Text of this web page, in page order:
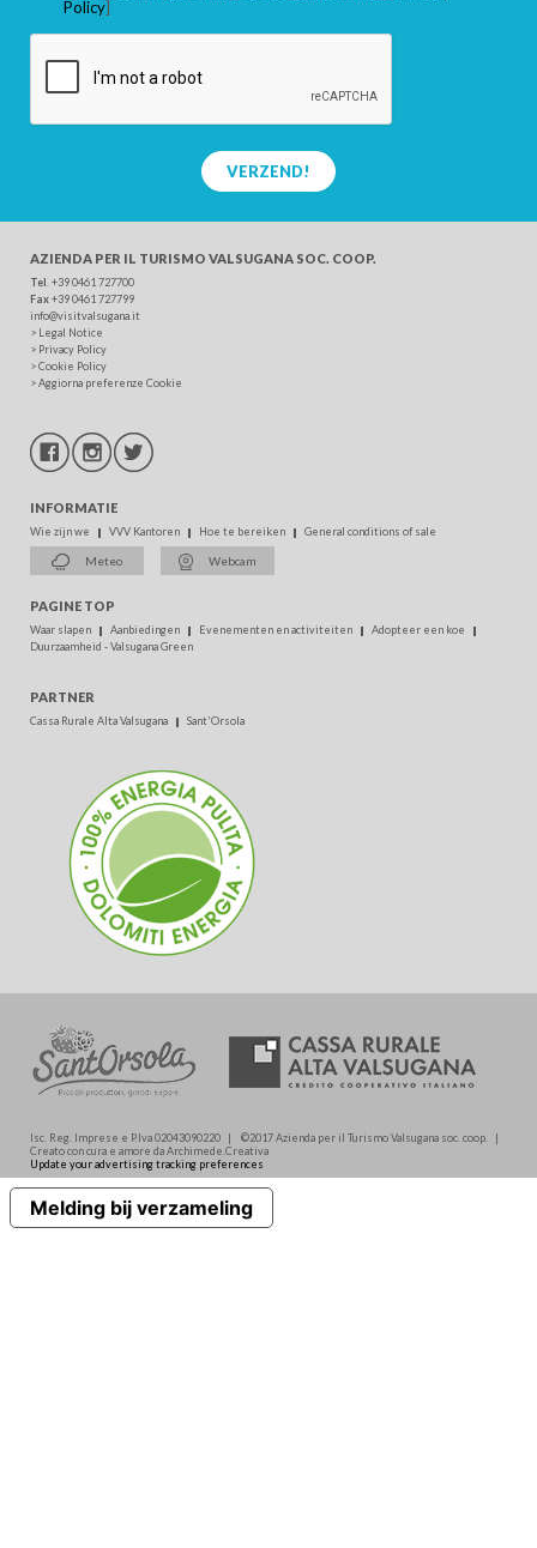
Policy]
VERZEND!
AZIENDA PER IL TURISMO VALSUGANA SOC. COOP.
Tel . +39 0461 727700
Fax+39 0461 727799
info@visitvalsugana.it
> Legal Notice
> Privacy Policy
>Cookie Policy
>Aggiorna preferenze Cookie
INFORMATIE
Wie zijn we VVV Kantoren Hoe te bereiken General conditions of sale
Meteo Webcam
PAGINE TOP
Waar slapen Aanbiedingen Evenementen en activiteiten
Adopteer een koe
Duurzaamheid - Valsugana Green
PARTNER
Cassa Rurale Alta Valsugana Sant'Orsola
Isc. Reg. Imprese e P.Iva 02043090220 | ©2017 Azienda per il Turismo Valsugana soc. coop. |
Creato con cura e amore da Archimede.Creativa
Update your advertising tracking preferences
Melding bij verzameling